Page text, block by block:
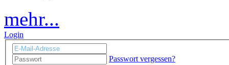
mehr...
Login
Passwort vergessen?